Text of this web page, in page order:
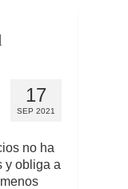
17
SEP 2021
no ha
y obliga a